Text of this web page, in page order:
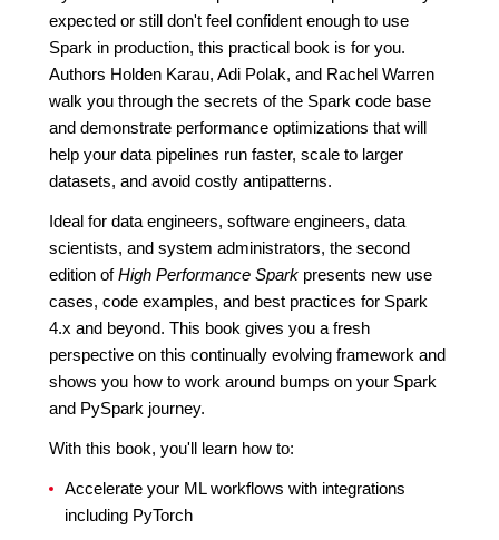
expected or still don't feel confident enough to use
Spark in production, this practical book is for you.
Authors Holden Karau, Adi Polak, and Rachel Warren
walk you through the secrets of the Spark code base
and demonstrate performance optimizations that will
help your data pipelines run faster, scale to larger
datasets, and avoid costly antipatterns.
Ideal for data engineers, software engineers, data
scientists, and system administrators, the second
edition ofHigh Performance Spark presents new use
cases, code examples, and best practices for Spark
4.x and beyond. This book gives you a fresh
perspective on this continually evolving framework and
shows you how to work around bumps on your Spark
and PySpark journey.
With this book, you'll learn how to:
Accelerate your ML workflows with integrations
including PyTorch